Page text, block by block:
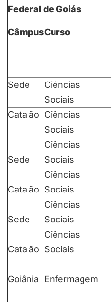
Federal de Goiás
CâmpusCurso
Sede
Ciências
Sociais
Catalão Ciências
Sociais
Sede
Ciências
Sociais
Catalão
Ciências
Sociais
Sede
Ciências
Sociais
Catalão
Ciências
Sociais
Goiânia Enfermagem